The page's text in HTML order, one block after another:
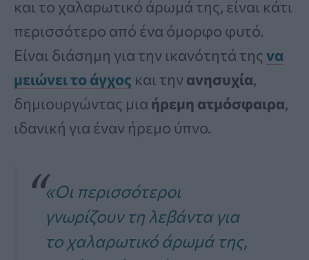
και το χαλαρωτικό άρωμά της, είναι κάτι
περισσότερο από ένα όμορφο φυτό.
Είναι διάσημη για την ικανότητά τηςνα
μειώνει το άγχος και την ανησυχία,
δημιουργώντας μια ήρεμη ατμόσφαιρα,
ιδανική για έναν ήρεμο ύπνο.
«Οι περισσότεροι
γνωρίζουν τη λεβάντα για
το χαλαρωτικό άρωμά της,